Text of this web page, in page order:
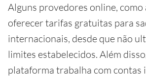
Alguns provedores online, como
oferecer tarifas gratuitas para
internacionais, desde que não
limites estabelecidos. Além
plataforma trabalha com contas